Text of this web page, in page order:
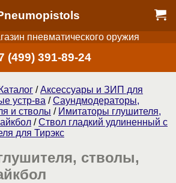
пневматического оружия
(499) 391-89-24
Каталог /Аксессуары и ЗИП для
устр-ва /Саундмодераторы,
и стволы / Имитаторы глушителя,
/Ствол гладкий удлиненный с
для Тирэкс
стволы,